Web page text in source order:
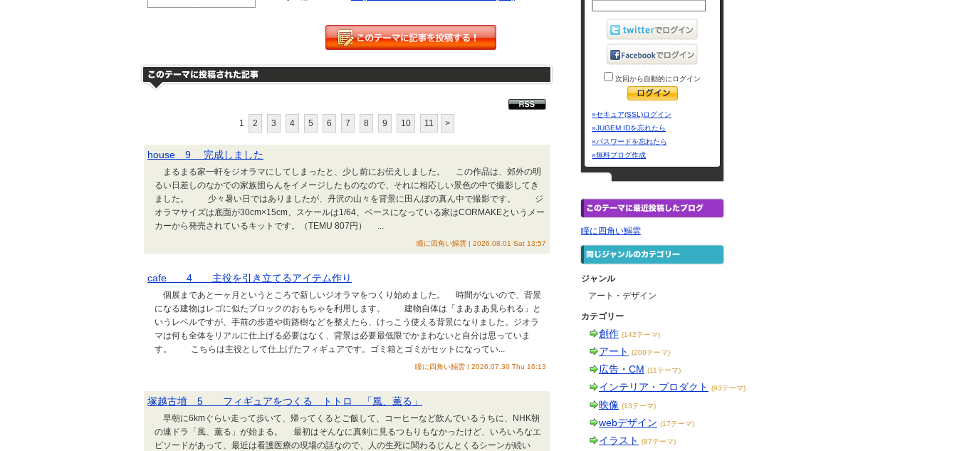
1 2 3 4 5 6 7 8 9 10 11 >
house 9 完成しました
まるまる家一軒をジオラマにしてしまったと、少し前にお伝えしました。 この作品は、郊外の明
るい日差しのなかでの家族団らんをイメージしたものなので、それに相応しい景色の中で撮影してき
ました。 少々暑い日ではありましたが、丹沢の山々を背景に田んぼの真ん中で撮影です。 ジ
オラマサイズは底面が30cm×15cm、スケールは1/64、ベースになっている家はCORMAKEというメー
カーから発売されているキットです。（TEMU 807円） ...
瞳に四角い鰯雲 | 2026.08.01 Sat 13:57
cafe 4 主役を引き立てるアイテム作り
個展まであと一ヶ月というところで新しいジオラマをつくり始めました。 時間がないので、背景
になる建物はレゴに似たブロックのおもちゃを利用します。 建物自体は「まあまあ見られる」と
いうレベルですが、手前の歩道や街路樹などを整えたら、けっこう使える背景になりました。ジオラ
マは何も全体をリアルに仕上げる必要はなく、背景は必要最低限でかまわないと自分は思っていま
す。 こちらは主役として仕上げたフィギュアです。ゴミ箱とゴミがセットになってい...
瞳に四角い鰯雲 | 2026.07.30 Thu 16:13
塚越古墳 5 フィギュアをつくる トトロ 「風、薫る」
早朝に6kmぐらい走って歩いて、帰ってくるとご飯して、コーヒーなど飲んでいるうちに、NHK朝
の連ドラ「風、薫る」が始まる。 最初はそんなに真剣に見るつもりもなかったけど、いろいろなエ
ピソードがあって、最近は看護医療の現場の話なので、人の生死に関わるじんとくるシーンが続い
次回から自動的にログイン
»セキュア(SSL)ログイン
»JUGEM IDを忘れたら
»パスワードを忘れたら
»無料ブログ作成
瞳に四角い鰯雲
ジャンル
アート・デザイン
カテゴリー
創作 (142テーマ)
アート (200テーマ)
広告・CM (11テーマ)
インテリア・プロダクト (93テーマ)
映像 (13テーマ)
webデザイン (17テーマ)
イラスト (87テーマ)